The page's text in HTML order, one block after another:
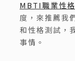
MBTI職業性
度，來推薦我
和性格測試，
事情。